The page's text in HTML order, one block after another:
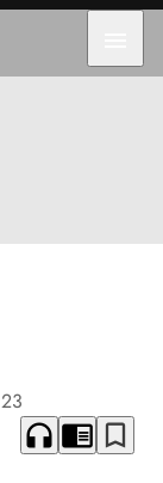
headphones chrome_reader_mode bookmark_border